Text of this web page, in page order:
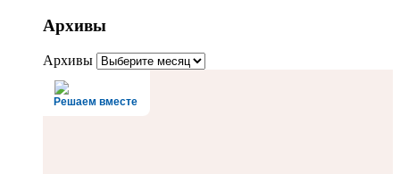
Архивы
Архивы
Решаем вместе